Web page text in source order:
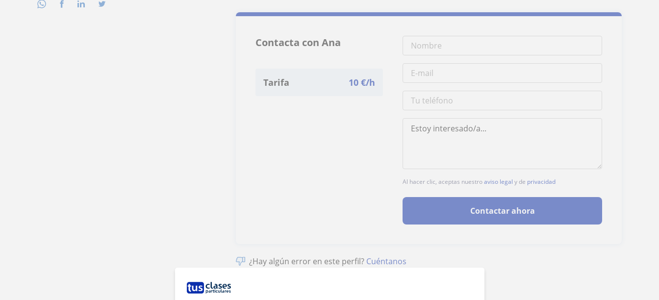
Contacta con Ana
Tarifa 10 €/h
Al hacer clic, aceptas nuestroaviso legal y de privacidad
Contactar ahora
¿Hay algún error en este perfil? Cuéntanos